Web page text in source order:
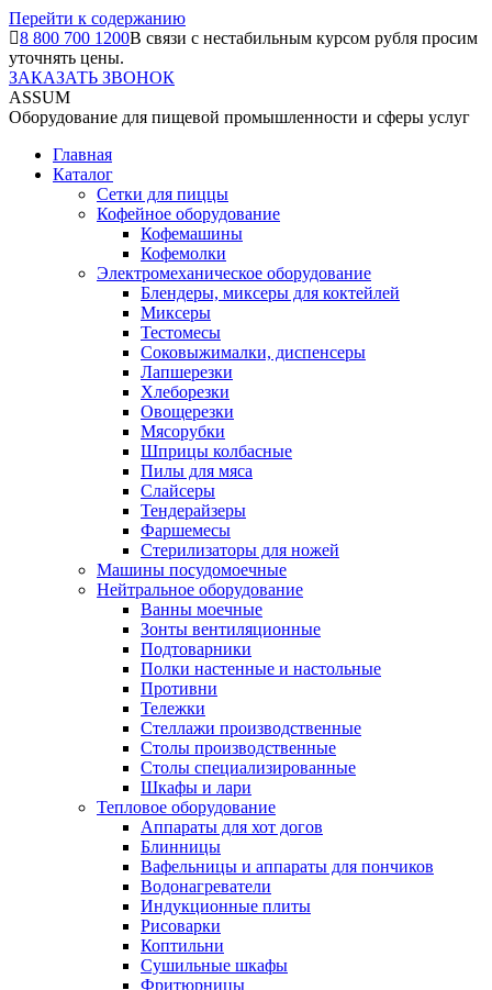
Перейти к содержанию
8 800 700 1200В связи с нестабильным курсом рубля просим
уточнять цены.
ЗАКАЗАТЬ ЗВОНОК
ASSUM
Оборудование для пищевой промышленности и сферы услуг
Главная
Каталог
Сетки для пиццы
Кофейное оборудование
Кофемашины
Кофемолки
Электромеханическое оборудование
Блендеры, миксеры для коктейлей
Миксеры
Тестомесы
Соковыжималки, диспенсеры
Лапшерезки
Хлеборезки
Овощерезки
Мясорубки
Шприцы колбасные
Пилы для мяса
Слайсеры
Тендерайзеры
Фаршемесы
Стерилизаторы для ножей
Машины посудомоечные
Нейтральное оборудование
Ванны моечные
Зонты вентиляционные
Подтоварники
Полки настенные и настольные
Противни
Тележки
Стеллажи производственные
Столы производственные
Столы специализированные
Шкафы и лари
Тепловое оборудование
Аппараты для хот догов
Блинницы
Вафельницы и аппараты для пончиков
Водонагреватели
Индукционные плиты
Рисоварки
Коптильни
Сушильные шкафы
Фритюрницы